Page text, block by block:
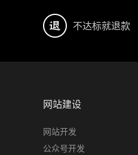
不达标就退款
网站建设
网站开发
公众号开发